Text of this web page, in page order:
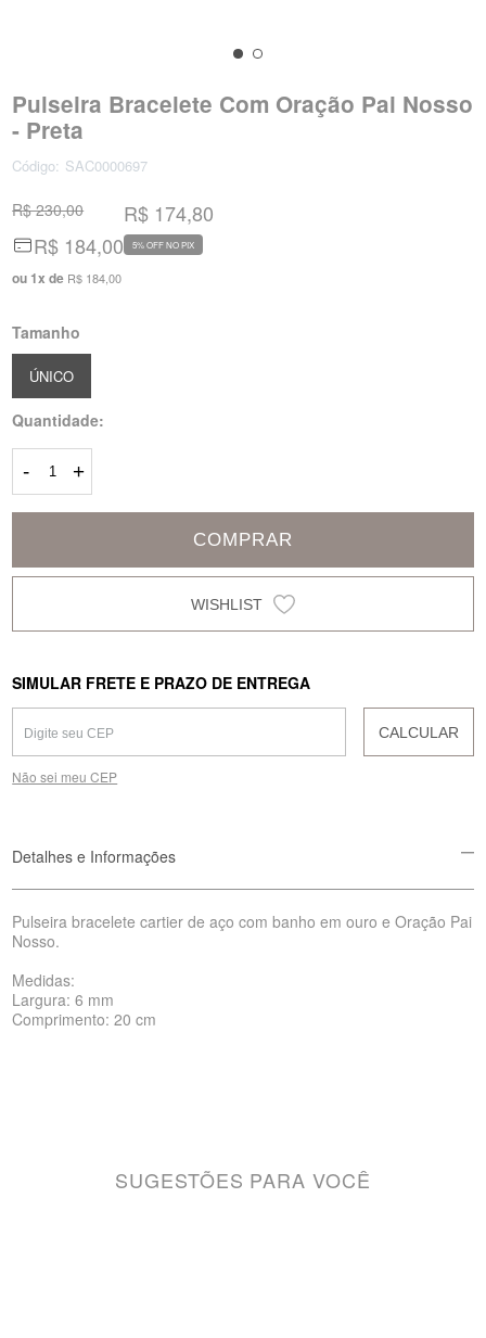
Pulseira Bracelete Com Oração Pai Nosso
- Preta
Código: SAC0000697
R$ 230,00
R$ 184,00
ou 1x de R$ 184,00
R$ 174,80
5% OFF NO PIX
Tamanho
ÚNICO
Quantidade:
- +
COMPRAR
SIMULAR FRETE E PRAZO DE ENTREGA
CALCULAR
Não sei meu CEP
Detalhes e Informações
Pulseira bracelete cartier de aço com banho em ouro e Oração Pai
Nosso.
Medidas:
Largura: 6 mm
Comprimento: 20 cm
SUGESTÕES PARA VOCÊ